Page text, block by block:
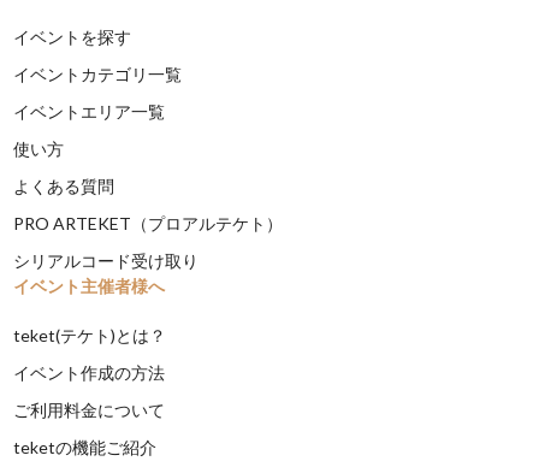
イベントを探す
イベントカテゴリ一覧
イベントエリア一覧
使い方
よくある質問
PRO ARTEKET（プロアルテケト）
シリアルコード受け取り
イベント主催者様へ
teket(テケト)とは？
イベント作成の方法
ご利用料金について
teketの機能ご紹介